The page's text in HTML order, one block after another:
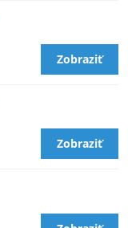
Zobraziť
Zobraziť